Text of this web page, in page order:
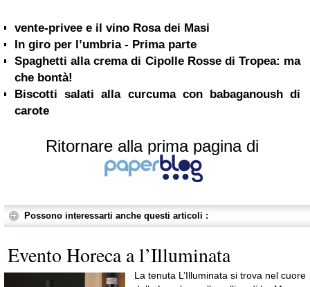
vente-privee e il vino Rosa dei Masi
In giro per l’umbria - Prima parte
Spaghetti alla crema di Cipolle Rosse di Tropea: ma
che bontà!
Biscotti salati alla curcuma con babaganoush di
carote
Ritornare alla prima pagina di
Possono interessarti anche questi articoli :
Evento Horeca a l’Illuminata
La tenuta L’Illuminata si trova nel cuore